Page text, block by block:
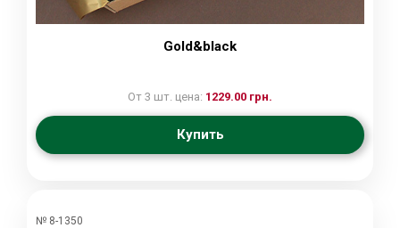
Gold&black
От 3 шт. цена: 1229.00 грн.
Купить
№ 8-1350